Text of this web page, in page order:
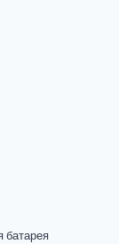
батарея